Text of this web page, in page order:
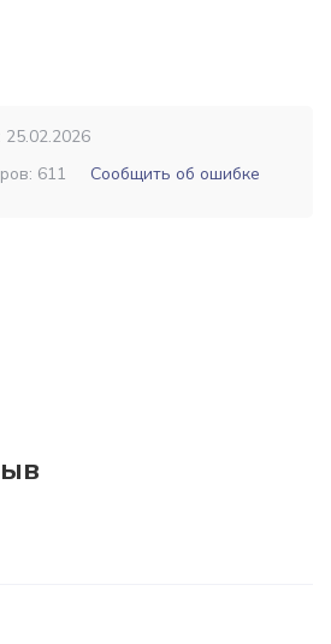
611
Сообщить об ошибке